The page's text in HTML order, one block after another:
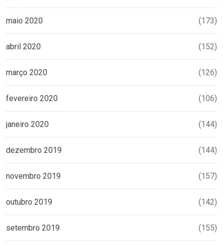
maio 2020 (173)
abril 2020 (152)
março 2020 (126)
fevereiro 2020 (106)
janeiro 2020 (144)
dezembro 2019 (144)
novembro 2019 (157)
outubro 2019 (142)
setembro 2019 (155)